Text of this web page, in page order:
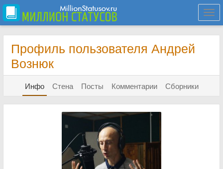
Профиль пользователя Андрей
Вознюк
Инфо Стена Посты Комментарии Сборники